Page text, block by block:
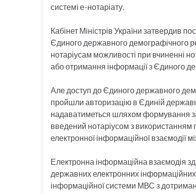
системi е-нотаріату.
Кабінет Міністрів України затвердив
Єдиного державного демографічного
нотаріусам можливості при вчиненні
або отримання інформації з Єдиного
Але доступ до Єдиного державного
пройшли авторизацію в Єдиній
надаватиметься шляхом формування
введений нотаріусом з використанням
електронної інформаційної
Електронна інформаційна взаємодія
державних електронних інформаційних
інформаційної системи МВС з